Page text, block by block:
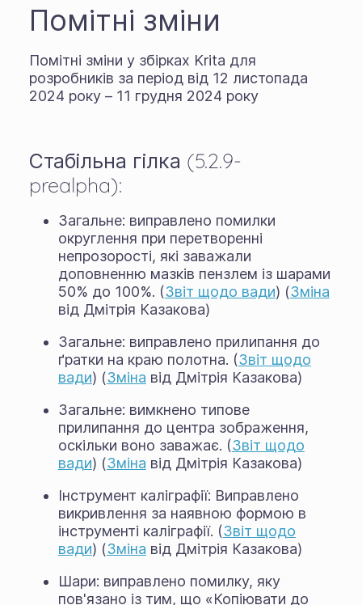
Помітні зміни
Помітні зміни у збірках Krita для
розробників за період від 12 листопада
2024 року – 11 грудня 2024 року
Стабільна гілка (5.2.9-
prealpha):
Загальне: виправлено помилки
округлення при перетворенні
непрозорості, які заважали
доповненню мазків пензлем із шарами
50% до 100%. (Звіт щодо вади) (Зміна
від Дмітрія Казакова)
Загальне: виправлено прилипання до
ґратки на краю полотна. (Звіт щодо
вади) (Зміна від Дмітрія Казакова)
Загальне: вимкнено типове
прилипання до центра зображення,
оскільки воно заважає. (Звіт щодо
вади) (Зміна від Дмітрія Казакова)
Інструмент каліграфії: Виправлено
викривлення за наявною формою в
інструменті каліграфії. (Звіт щодо
вади) (Зміна від Дмітрія Казакова)
Шари: виправлено помилку, яку
пов'язано із тим, що «Копіювати до